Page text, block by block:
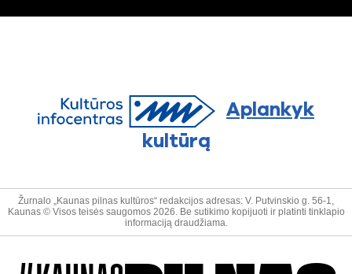
Aplankyk
kultūrą
Žurnalo „Kaunas pilnas kultūros“ redakcijos adresas: V. Putvinskio g. 56-1,
Kaunas © Visos teisės saugomos 2026. Be sutikimo kopijuoti ir platinti tinklapio
informaciją draudžiama.